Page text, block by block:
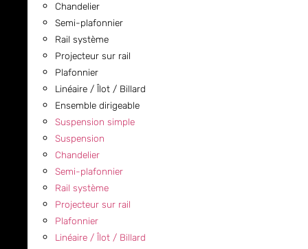
Chandelier
Semi-plafonnier
Rail système
Projecteur sur rail
Plafonnier
Linéaire / Îlot / Billard
Ensemble dirigeable
Suspension simple
Suspension
Chandelier
Semi-plafonnier
Rail système
Projecteur sur rail
Plafonnier
Linéaire / Îlot / Billard